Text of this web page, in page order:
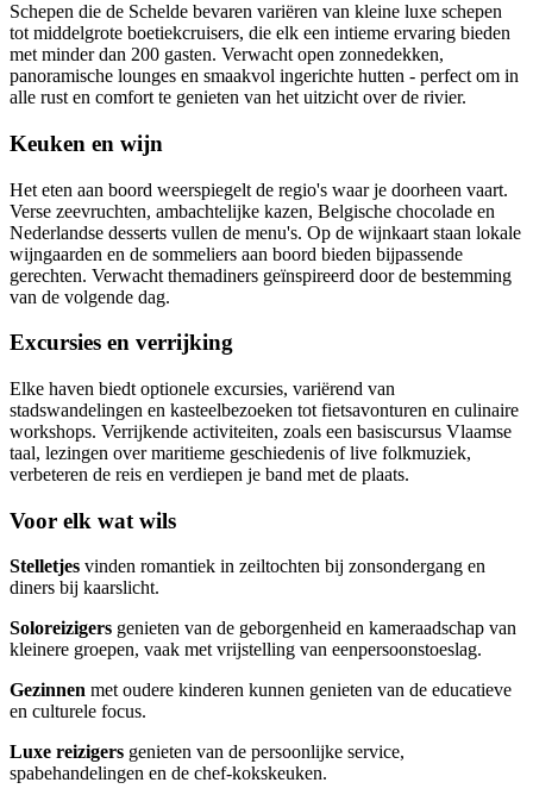
Schepen die de Schelde bevaren variëren van kleine luxe schepen
tot middelgrote boetiekcruisers, die elk een intieme ervaring bieden
met minder dan 200 gasten. Verwacht open zonnedekken,
panoramische lounges en smaakvol ingerichte hutten - perfect om in
alle rust en comfort te genieten van het uitzicht over de rivier.
Keuken en wijn
Het eten aan boord weerspiegelt de regio's waar je doorheen vaart.
Verse zeevruchten, ambachtelijke kazen, Belgische chocolade en
Nederlandse desserts vullen de menu's. Op de wijnkaart staan lokale
wijngaarden en de sommeliers aan boord bieden bijpassende
gerechten. Verwacht themadiners geïnspireerd door de bestemming
van de volgende dag.
Excursies en verrijking
Elke haven biedt optionele excursies, variërend van
stadswandelingen en kasteelbezoeken tot fietsavonturen en culinaire
workshops. Verrijkende activiteiten, zoals een basiscursus Vlaamse
taal, lezingen over maritieme geschiedenis of live folkmuziek,
verbeteren de reis en verdiepen je band met de plaats.
Voor elk wat wils
Stelletjes vinden romantiek in zeiltochten bij zonsondergang en
diners bij kaarslicht.
Soloreizigers genieten van de geborgenheid en kameraadschap van
kleinere groepen, vaak met vrijstelling van eenpersoonstoeslag.
Gezinnen met oudere kinderen kunnen genieten van de educatieve
en culturele focus.
Luxe reizigers genieten van de persoonlijke service,
spabehandelingen en de chef-kokskeuken.